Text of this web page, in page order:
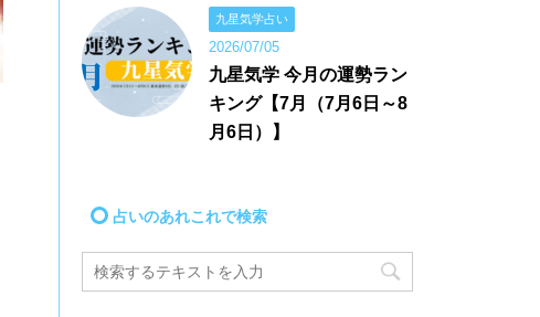
九星気学占い
2026/07/05
九星気学 今月の運勢ラン
キング【7月（7月6日～8
月6日）】
占いのあれこれで検索